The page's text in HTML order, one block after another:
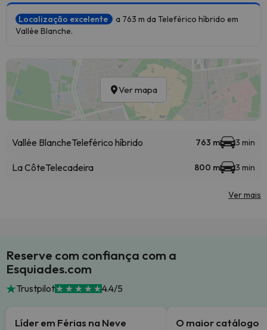
Localização excelente
a 763 m da Teleférico híbrido em
Vallée Blanche.
Ver mapa
Vallée BlancheTeleférico híbrido 763 m 3 min
La CôteTelecadeira 800 m 3 min
Ver mais
Reserve com confiança com a
Esquiades.com
Trustpilot 4.4/5
Líder em Férias na Neve O maior catálogo